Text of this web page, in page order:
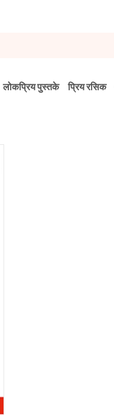
लोकप्रिय पुस्तके प्रिय रसिक